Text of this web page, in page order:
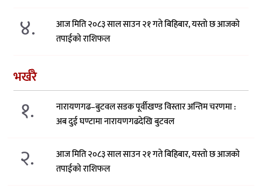
४.
आज मिति २०८३ साल साउन २१ गते बिहिबार, यस्तो छ आजको
तपाईको राशिफल
भर्खरै
१.
नारायणगढ–बुटवल सडक पूर्वीखण्ड विस्तार अन्तिम चरणमा :
अब दुई घण्टामा नारायणगढदेखि बुटवल
२.
आज मिति २०८३ साल साउन २१ गते बिहिबार, यस्तो छ आजको
तपाईको राशिफल